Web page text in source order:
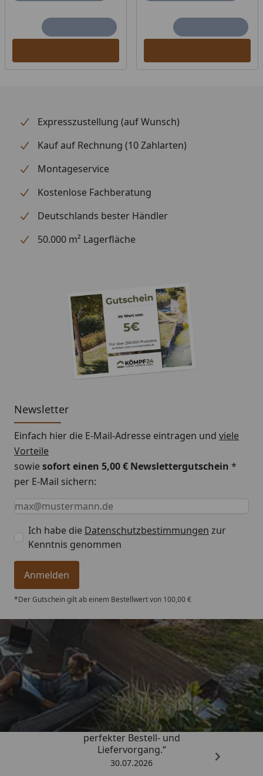
Expresszustellung (auf Wunsch)
Kauf auf Rechnung (10 Zahlarten)
Montageservice
Kostenlose Fachberatung
Deutschlands bester Händler
50.000 m² Lagerfläche
Newsletter
Einfach hier die E-Mail-Adresse eintragen und viele
Vorteile
sowiesofort einen 5,00 € Newslettergutschein *
per E-Mail sichern:
Keine Eingabe erforderlich
Eingabe erforderlich
E-Mail *
Ich habe die Datenschutzbestimmungen zur
Kenntnis genommen
Anmelden
*Der Gutschein gilt ab einem Bestellwert von 100,00 €
Trusted Shops
4,76/ 5
„Qualitativ sehr gute Ware und ein
perfekter Bestell- und
Liefervorgang.“
30.07.2026